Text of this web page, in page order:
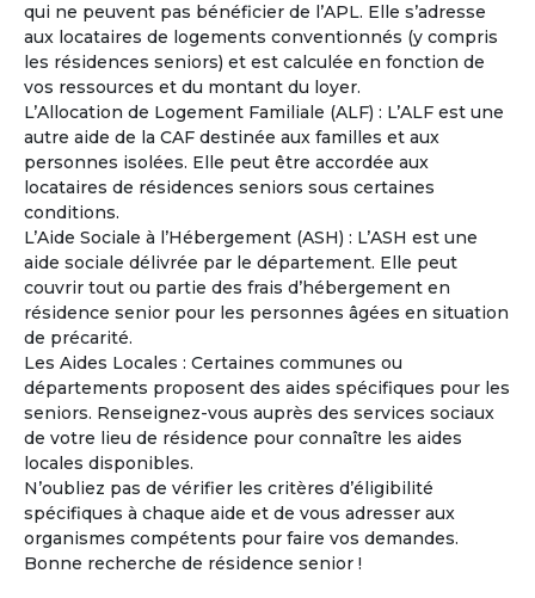
qui ne peuvent pas bénéficier de l’APL. Elle s’adresse
aux locataires de logements conventionnés (y compris
les résidences seniors) et est calculée en fonction de
vos ressources et du montant du loyer.
L’Allocation de Logement Familiale (ALF) : L’ALF est une
autre aide de la CAF destinée aux familles et aux
personnes isolées. Elle peut être accordée aux
locataires de résidences seniors sous certaines
conditions.
L’Aide Sociale à l’Hébergement (ASH) : L’ASH est une
aide sociale délivrée par le département. Elle peut
couvrir tout ou partie des frais d’hébergement en
résidence senior pour les personnes âgées en situation
de précarité.
Les Aides Locales : Certaines communes ou
départements proposent des aides spécifiques pour les
seniors. Renseignez-vous auprès des services sociaux
de votre lieu de résidence pour connaître les aides
locales disponibles.
N’oubliez pas de vérifier les critères d’éligibilité
spécifiques à chaque aide et de vous adresser aux
organismes compétents pour faire vos demandes.
Bonne recherche de résidence senior !
Catherine
Femme- 56ans
France - Gard
La copropriété en pleine propriété entre Seniors
Un mode d’habitat partagé adapté au vieillissement.
La copropriété en pleine propriété séduit de plus en
plus de retraités désireux de mutualiser certains espaces
et services tout en conservant leur indépendance et leur
patrimoine.
À la une